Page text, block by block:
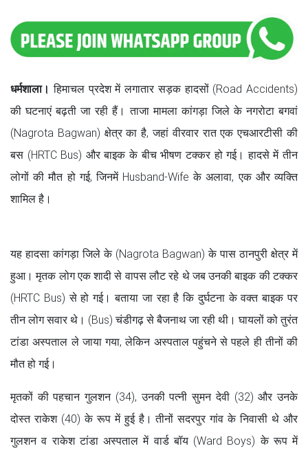
धर्मशाला। हिमाचल प्रदेश में लगातार सड़क हादसों (Road Accidents)
की घटनाएं बढ़ती जा रही हैं। ताजा मामला कांगड़ा जिले के नगरोटा बगवां
(Nagrota Bagwan) क्षेत्र का है, जहां वीरवार रात एक एचआरटीसी की
बस (HRTC Bus) और बाइक के बीच भीषण टक्कर हो गई। हादसे में तीन
लोगों की मौत हो गई, जिनमें Husband-Wife के अलावा, एक और व्यक्ति
शामिल है।
यह हादसा कांगड़ा जिले के (Nagrota Bagwan) के पास ठानपुरी क्षेत्र में
हुआ। मृतक लोग एक शादी से वापस लौट रहे थे जब उनकी बाइक की टक्कर
(HRTC Bus) से हो गई। बताया जा रहा है कि दुर्घटना के वक्त बाइक पर
तीन लोग सवार थे। (Bus) चंडीगढ़ से बैजनाथ जा रही थी। घायलों को तुरंत
टांडा अस्पताल ले जाया गया, लेकिन अस्पताल पहुंचने से पहले ही तीनों की
मौत हो गई।
मृतकों की पहचान गुलशन (34), उनकी पत्नी सुमन देवी (32) और उनके
दोस्त राकेश (40) के रूप में हुई है। तीनों सदरपुर गांव के निवासी थे और
गुलशन व राकेश टांडा अस्पताल में वार्ड बॉय (Ward Boys) के रूप में